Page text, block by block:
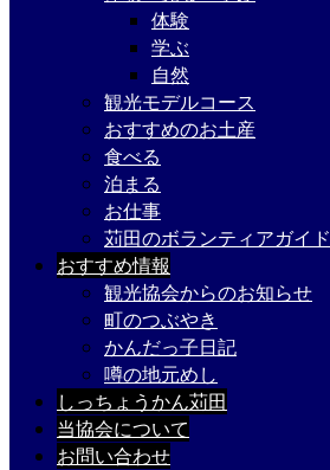
体験
学ぶ
自然
観光モデルコース
おすすめのお土産
食べる
泊まる
お仕事
苅田のボランティアガイド
おすすめ情報
観光協会からのお知らせ
町のつぶやき
かんだっ子日記
噂の地元めし
しっちょうかん苅田
当協会について
お問い合わせ